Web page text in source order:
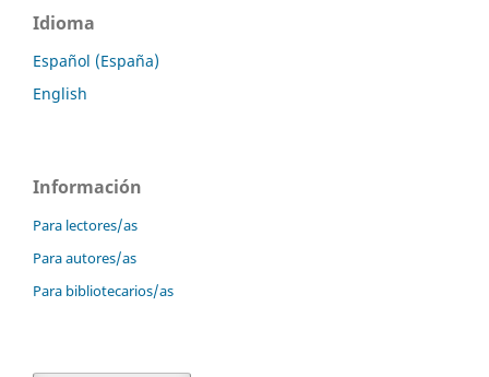
Idioma
Español (España)
English
Información
Para lectores/as
Para autores/as
Para bibliotecarios/as